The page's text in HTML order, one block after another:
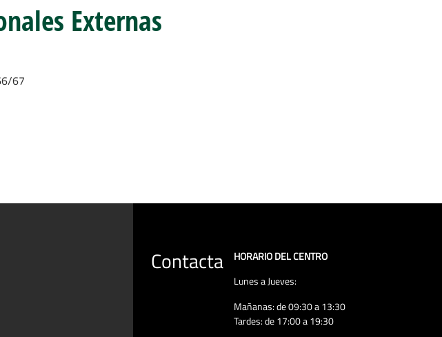
Externas
67
Contacta
HORARIO DEL CENTRO
Lunes a Jueves:
Mañanas: de 09:30 a 13:30
Tardes: de 17:00 a 19:30